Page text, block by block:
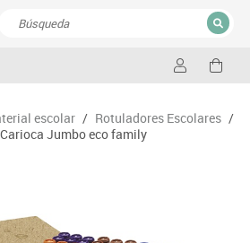
CERRAR
escolar / Rotuladores Escolares /
Jumbo eco family